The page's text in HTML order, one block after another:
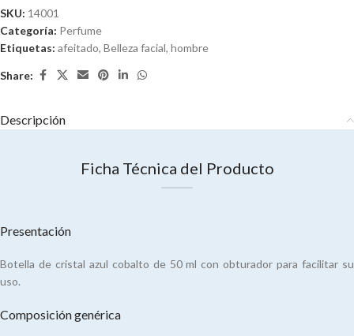
the
waitlist
for
product
SKU: 14001
Categoría: Perfume
Etiquetas: afeitado, Belleza facial, hombre
Share:
Descripción
Ficha Técnica del Producto
Presentación
Botella de cristal azul cobalto de 50 ml con obturador para facilitar su
uso.
Composición genérica